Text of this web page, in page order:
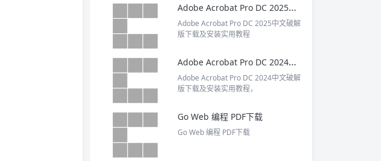
Adobe Acrobat Pro DC 2025中文破解版下载及安装实用教程
Adobe Acrobat Pro DC 2025中文破解
版下载及安装实用教程
Adobe Acrobat Pro DC 2024中文破解版下载及安装实用教程
Adobe Acrobat Pro DC 2024中文破解
版下载及安装实用教程，
Go Web 编程 PDF下载
Go Web 编程 PDF下载